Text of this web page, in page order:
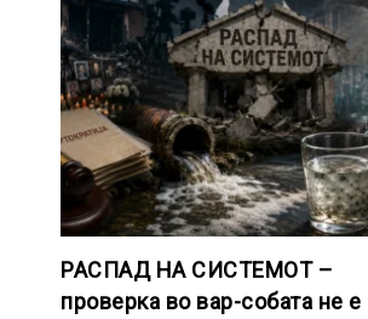
РАСПАД НА СИСТЕМОТ –
проверка во вар-собата не е